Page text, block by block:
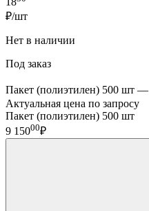
₽/шт
Нет в наличии
Под заказ
Пакет (полиэтилен) 500 шт —
Актуальная цена по запросу
Пакет (полиэтилен) 500 шт
9 15000₽